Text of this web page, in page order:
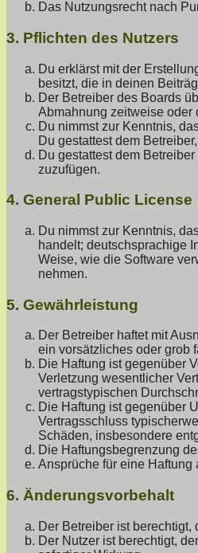
Das Nutzungsrecht nach
3. Pflichten des Nutzers
Du erklärst mit der
besitzt, die in deinen
Der Betreiber des Boards
Abmahnung zeitweise oder
Du nimmst zur Kenntnis,
Du gestattest dem
Du gestattest dem
zuzufügen.
4. General Public License
Du nimmst zur Kenntnis,
handelt; deutschsprachige
Weise, wie die Software
nehmen.
5. Gewährleistung
Der Betreiber haftet mit
ein vorsätzliches oder grob
Die Haftung ist gegenüber
Verletzung wesentlicher
vertragstypischen
Die Haftung ist gegenüber
Vertragsschluss
Schäden, insbesondere
Die Haftungsbegrenzung
Ansprüche für eine
6. Änderungsvorbehalt
Der Betreiber ist
Der Nutzer ist berechtigt,